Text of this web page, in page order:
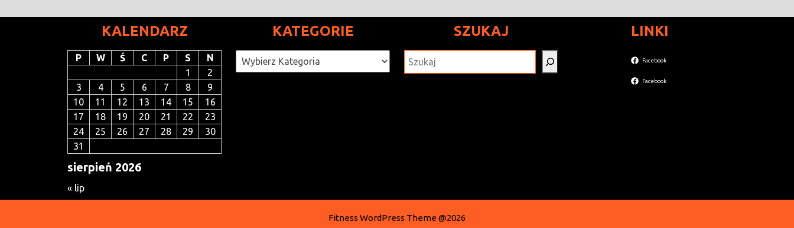
KALENDARZ
sierpień 2026
P W Ś C P S
N
1
2
3
4 5 6 7 8
9
10
11 12 13 14 15
16
17
18 19 20 21 22
23
24
25 26 27 28 29
30
31
« lip
KATEGORIE
Kategorie
SZUKAJ LINKI
Facebook
Facebook
Fitness WordPress Theme@2026